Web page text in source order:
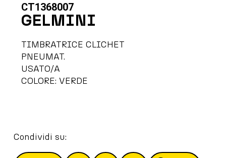
CT1368007
GELMINI
TIMBRATRICE CLICHET
PNEUMAT.
USATO/A
COLORE: VERDE
Condividi su: